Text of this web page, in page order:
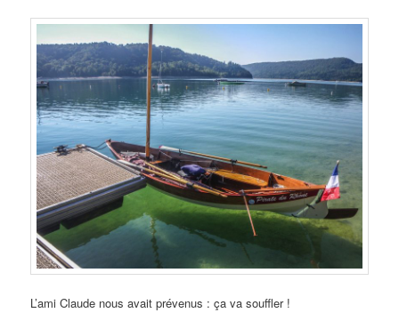
L’ami Claude nous avait prévenus : ça va souffler !